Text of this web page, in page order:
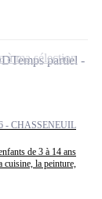
- CHASSENEUIL
de 3 à 14 ans
cuisine, la peinture,
Temps partiel
à ma sélection